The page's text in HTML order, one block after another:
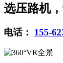
选压路机
电话： 155-